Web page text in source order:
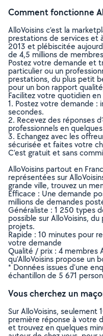
Comment fonctionne
AlloVoisins c’est la
prestations de services et
2013 et plébiscitée
de 4,5 millions de
Postez votre demande et
particulier ou un
prestations, du plus petit
pour un bon rapport
Facilitez votre quotidien
1. Postez votre demande :
secondes.
2. Recevez des réponses
professionnels en
3. Echangez avec les
sécurisée et faites votre
C’est gratuit et sans
AlloVoisins partout en
représentées sur
grande ville, trouvez un
Efficace : Une demande
millions de demandes
Généraliste : 1 250 types
possible sur AlloVoisins,
projets.
Rapide : 10 minutes pour
votre demande
Qualité / prix : 4 membres
qu’AlloVoisins propose un
* Données issues d’une
échantillon de 5 671
Vous cherchez un
Sur AlloVoisins, seulement
première réponse à votre
et trouvez en quelques